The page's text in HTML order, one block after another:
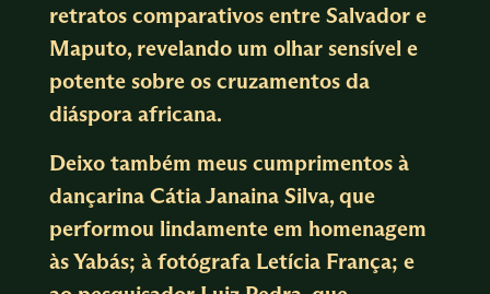
retratos comparativos entre Salvador e
Maputo, revelando um olhar sensível e
potente sobre os cruzamentos da
diáspora africana.
Deixo também meus cumprimentos à
dançarina Cátia Janaina Silva, que
performou lindamente em homenagem
às Yabás; à fotógrafa Letícia França; e